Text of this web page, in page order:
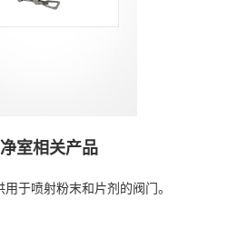
室相关产品
于喷射粉末和片剂的阀门。